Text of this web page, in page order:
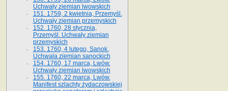
Uchwały ziemian lwowskich
151. 1759, 2 kwietnia, Przemyśl.
Uchwały ziemian przemyskich
152. 1760, 28 stycznia,
Przemyśl. Uchwały ziemian
przemyskich
153. 1760, 4 lutego, Sanok.
Uchwała ziemian sanockich
154. 1760, 17 marca, Lwów.
Uchwały ziemian lwowskich
155. 1760, 22 marca, Lwów.
Manifest szlachty żydaczowskiej